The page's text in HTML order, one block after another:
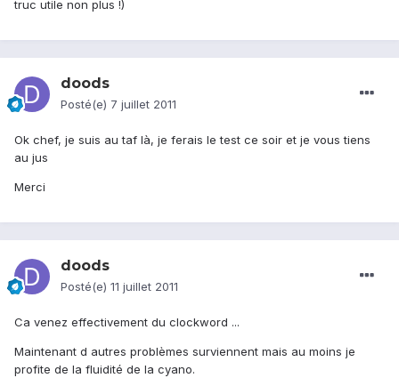
truc utile non plus !)
doods
Posté(e) 7 juillet 2011
Ok chef, je suis au taf là, je ferais le test ce soir et je vous tiens
au jus
Merci
doods
Posté(e) 11 juillet 2011
Ca venez effectivement du clockword ...
Maintenant d autres problèmes surviennent mais au moins je
profite de la fluidité de la cyano.